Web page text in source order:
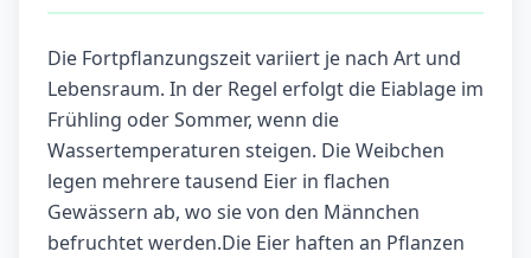
Die Fortpflanzungszeit variiert je nach Art und
Lebensraum. In der Regel erfolgt die Eiablage im
Frühling oder Sommer, wenn die
Wassertemperaturen steigen. Die Weibchen
legen mehrere tausend Eier in flachen
Gewässern ab, wo sie von den Männchen
befruchtet werden.Die Eier haften an Pflanzen